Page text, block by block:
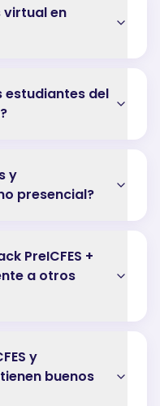
virtual en
estudiantes del
y
presencial?
PreICFES +
a otros
y
buenos